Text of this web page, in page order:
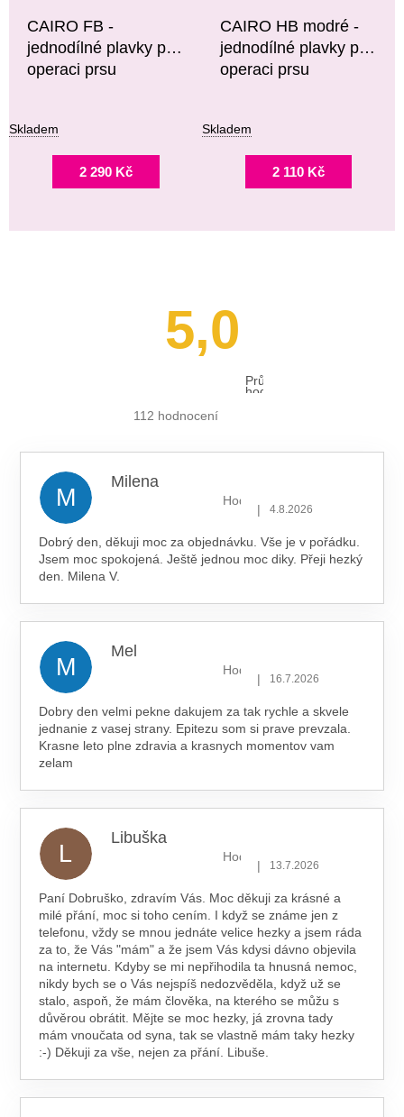
CAIRO FB -
jednodílné plavky po
operaci prsu
Skladem
2 290 Kč
CAIRO HB modré -
jednodílné plavky po
operaci prsu
Skladem
2 110 Kč
5,0
Průměrné
hodnocení
112 hodnocení
M
Milena
Hodnocení obchodu je 5 z 5
| 4.8.2026
Dobrý den, děkuji moc za objednávku. Vše je v pořádku.
Jsem moc spokojená. Ještě jednou moc diky. Přeji hezký
den. Milena V.
M
Mel
Hodnocení obchodu je 5 z 5
| 16.7.2026
Dobry den velmi pekne dakujem za tak rychle a skvele
jednanie z vasej strany. Epitezu som si prave prevzala.
Krasne leto plne zdravia a krasnych momentov vam
zelam
L
Libuška
Hodnocení obchodu je 5 z 5
| 13.7.2026
Paní Dobruško, zdravím Vás. Moc děkuji za krásné a
milé přání, moc si toho cením. I když se známe jen z
telefonu, vždy se mnou jednáte velice hezky a jsem ráda
za to, že Vás "mám" a že jsem Vás kdysi dávno objevila
na internetu. Kdyby se mi nepřihodila ta hnusná nemoc,
nikdy bych se o Vás nejspíš nedozvěděla, když už se
stalo, aspoň, že mám člověka, na kterého se můžu s
důvěrou obrátit. Mějte se moc hezky, já zrovna tady
mám vnoučata od syna, tak se vlastně mám taky hezky
:-) Děkuji za vše, nejen za přání. Libuše.